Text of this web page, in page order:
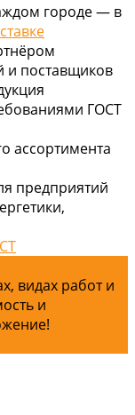
городе — в
и поставщиков
ГОСТ
ассортимента
предприятий
видах работ и
и